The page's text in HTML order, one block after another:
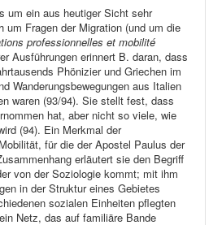
um ein aus heutiger Sicht sehr
um Fragen der Migration (und um die
professionnelles et mobilité
Ausführungen erinnert B. daran, dass
Phönizier und Griechen im
Wanderungsbewegungen aus Italien
waren (93/94). Sie stellt fest, dass
hat, aber nicht so viele, wie
(94). Ein Merkmal der
für die der Apostel Paulus der
erläutert sie den Begriff
von der Soziologie kommt; mit ihm
in der Struktur eines Gebietes
sozialen Einheiten pflegten
Netz, das auf familiäre Bande